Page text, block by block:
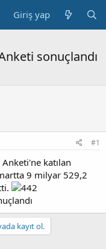
Giriş yap
sonuçlandı
#1
katılan
9 milyar 529,2
kayıt ol.